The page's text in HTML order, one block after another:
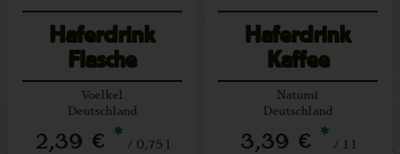
Haferdrink
Flasche
Voelkel
Deutschland
2,39 € * / 0,75 l
Haferdrink
Kaffee
Natumi
Deutschland
3,39 € * / 1 l